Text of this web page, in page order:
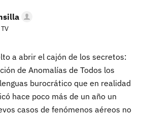
a abrir el cajón de los secretos:
de Anomalías de Todos los
burocrático que en realidad
hace poco más de un año un
casos de fenómenos aéreos no